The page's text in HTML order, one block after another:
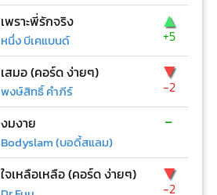
เพราะพี่รักจริง
หนึ่ง บีเคแบนด์
▲
+5
เสมอ (คอร์ด ง่ายๆ)
พงษ์สิทธิ์ คำภีร์
▼
-2
งมงาย
Bodyslam (บอดี้สแลม)
-
ใจเหลือเหลือ (คอร์ด ง่ายๆ) ▼
-2